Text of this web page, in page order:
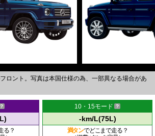
ロント。写真は本国仕様の為、一部異なる場合があ
る？
10・15モード
-km/L(75L)
満タンでどこまで走る？